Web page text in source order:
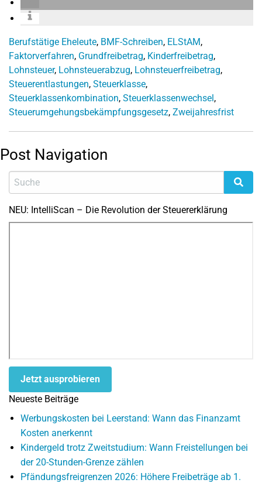
Berufstätige Eheleute, BMF-Schreiben, ELStAM,
Faktorverfahren, Grundfreibetrag, Kinderfreibetrag,
Lohnsteuer, Lohnsteuerabzug, Lohnsteuerfreibetrag,
Steuerentlastungen, Steuerklasse,
Steuerklassenkombination, Steuerklassenwechsel,
Steuerumgehungsbekämpfungsgesetz, Zweijahresfrist
Post Navigation
NEU: IntelliScan – Die Revolution der Steuererklärung
Jetzt ausprobieren
Neueste Beiträge
Werbungskosten bei Leerstand: Wann das Finanzamt
Kosten anerkennt
Kindergeld trotz Zweitstudium: Wann Freistellungen bei
der 20-Stunden-Grenze zählen
Pfändungsfreigrenzen 2026: Höhere Freibeträge ab 1.